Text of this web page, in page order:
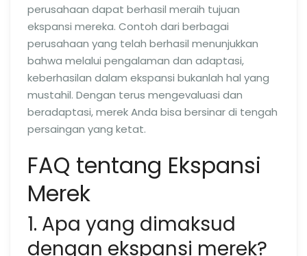
perusahaan dapat berhasil meraih tujuan
ekspansi mereka. Contoh dari berbagai
perusahaan yang telah berhasil menunjukkan
bahwa melalui pengalaman dan adaptasi,
keberhasilan dalam ekspansi bukanlah hal yang
mustahil. Dengan terus mengevaluasi dan
beradaptasi, merek Anda bisa bersinar di tengah
persaingan yang ketat.
FAQ tentang Ekspansi
Merek
1. Apa yang dimaksud
dengan ekspansi merek?